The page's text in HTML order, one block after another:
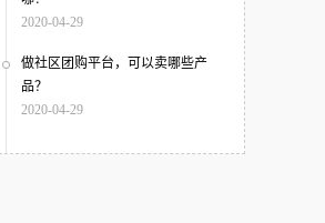
2020-04-29
做社区团购平台，可以卖哪些产
品？
2020-04-29